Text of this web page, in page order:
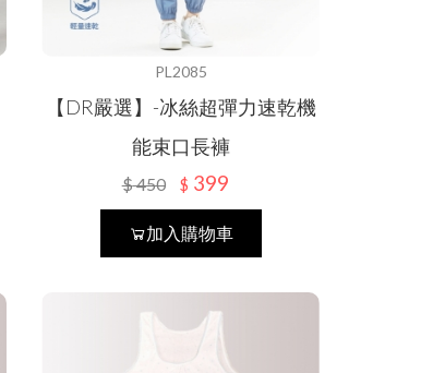
PL2085
【DR嚴選】-冰絲超彈力速乾機
能束口長褲
$450 $ 399
加入購物車